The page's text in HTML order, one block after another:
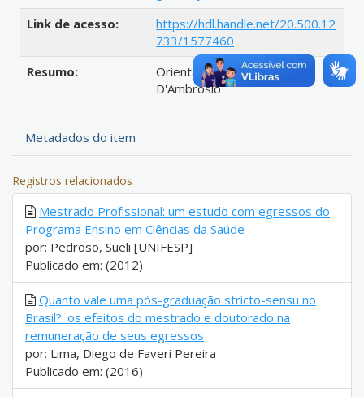
Link de acesso:
https://hdl.handle.net/20.500.12
733/1577460
Resumo:
Orientador: Ubiratan
D'Ambrosio
Metadados do item
Registros relacionados
Mestrado Profissional: um estudo com egressos do
Programa Ensino em Ciências da Saúde
por: Pedroso, Sueli [UNIFESP]
Publicado em: (2012)
Quanto vale uma pós-graduação stricto-sensu no
Brasil?: os efeitos do mestrado e doutorado na
remuneração de seus egressos
por: Lima, Diego de Faveri Pereira
Publicado em: (2016)